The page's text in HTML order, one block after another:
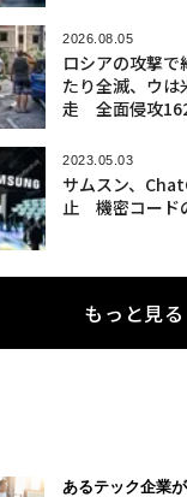
2026.08.05
ロシアの攻撃
たり全滅、ウは
走 全面侵攻
2023.05.03
サムスン、
止 機密コード
もっと見る
あるテック企業